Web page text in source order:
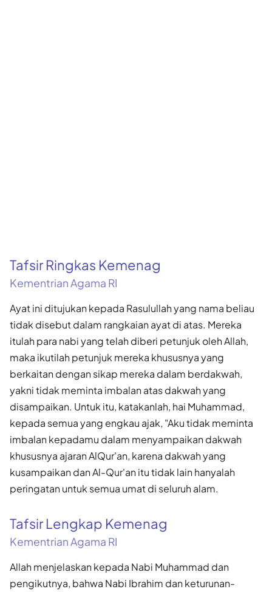
Tafsir Ringkas Kemenag
Kementrian Agama RI
Ayat ini ditujukan kepada Rasulullah yang nama beliau
tidak disebut dalam rangkaian ayat di atas. Mereka
itulah para nabi yang telah diberi petunjuk oleh Allah,
maka ikutilah petunjuk mereka khususnya yang
berkaitan dengan sikap mereka dalam berdakwah,
yakni tidak meminta imbalan atas dakwah yang
disampaikan. Untuk itu, katakanlah, hai Muhammad,
kepada semua yang engkau ajak, "Aku tidak meminta
imbalan kepadamu dalam menyampaikan dakwah
khususnya ajaran AlQur'an, karena dakwah yang
kusampaikan dan Al-Qur'an itu tidak lain hanyalah
peringatan untuk semua umat di seluruh alam.
Tafsir Lengkap Kemenag
Kementrian Agama RI
Allah menjelaskan kepada Nabi Muhammad dan
pengikutnya, bahwa Nabi Ibrahim dan keturunan-